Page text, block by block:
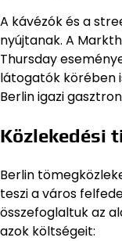
A kávézók és a
nyújtanak. A
Thursday
látogatók körében
Berlin igazi
Közlekedési
Berlin
teszi a város
összefoglaltuk az
azok költségeit: